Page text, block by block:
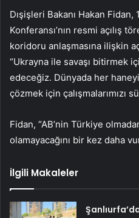
Dışişleri Bakanı Hakan
Konferansı’nın resmi açılış
koridoru anlaşmasına ilişkin
“Ukrayna ile savaşı bitirmek
edeceğiz. Dünyada her
çözmek için çalışmalarımızı
Fidan, “AB’nin Türkiye
olamayacağını bir kez daha
İlgili Makaleler